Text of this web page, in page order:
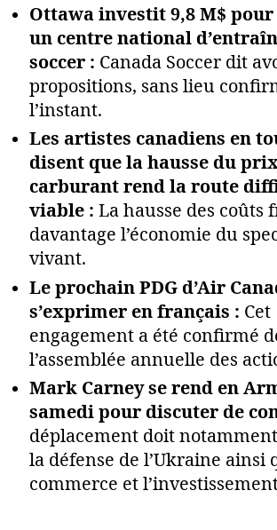
Ottawa investit 9,8 M$
un centre national
soccer : Canada Soccer dit
propositions, sans lieu
l’instant.
Les artistes canadiens en
disent que la hausse du
carburant rend la route
viable : La hausse des coûts
davantage l’économie du
vivant.
Le prochain PDG d’Air
s’exprimer en français : Cet
engagement a été confirmé
l’assemblée annuelle des
Mark Carney se rend en
samedi pour discuter de
déplacement doit
la défense de l’Ukraine ainsi
commerce et